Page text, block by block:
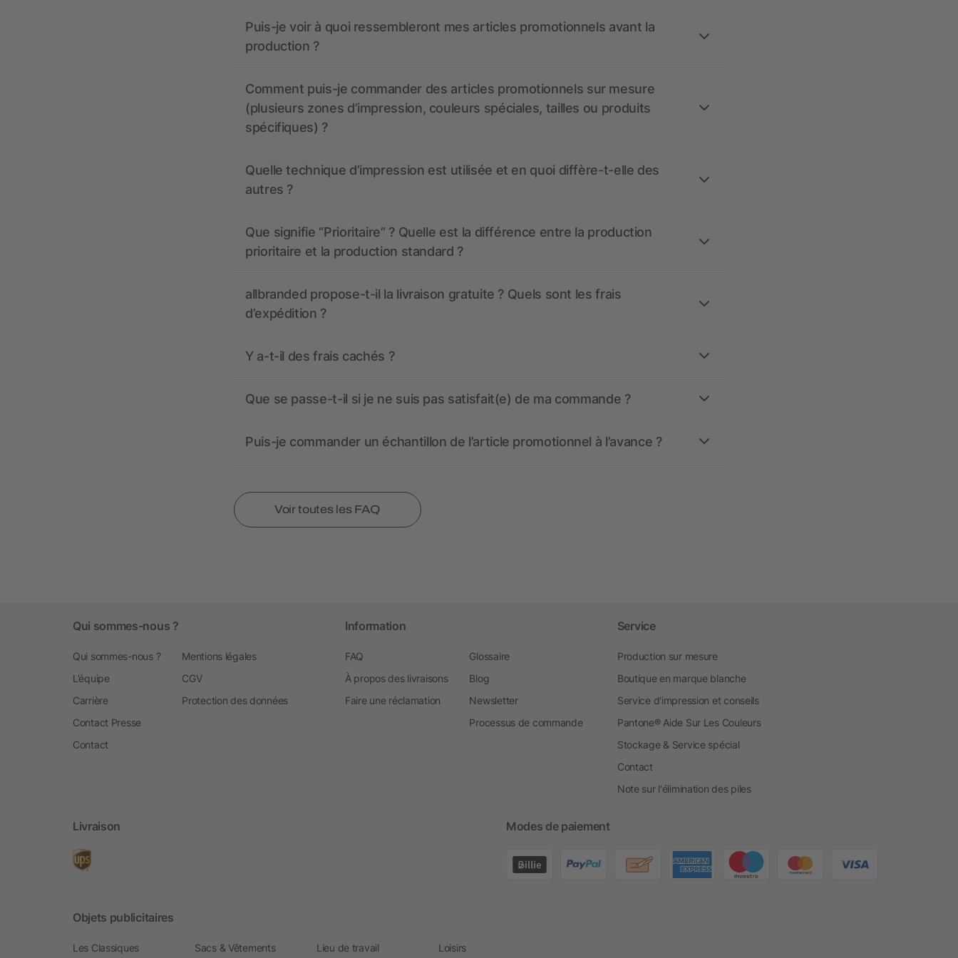
Puis-je voir à quoi ressembleront mes articles promotionnels avant la
production ?
Comment puis-je commander des articles promotionnels sur mesure
(plusieurs zones d’impression, couleurs spéciales, tailles ou produits
spécifiques) ?
Quelle technique d’impression est utilisée et en quoi diffère-t-elle des
autres ?
Que signifie “Prioritaire” ? Quelle est la différence entre la production
prioritaire et la production standard ?
allbranded propose-t-il la livraison gratuite ? Quels sont les frais
d’expédition ?
Y a-t-il des frais cachés ?
Que se passe-t-il si je ne suis pas satisfait(e) de ma commande ?
Puis-je commander un échantillon de l’article promotionnel à l’avance ?
Voir toutes les FAQ
Qui sommes-nous ?
Qui sommes-nous ?
L’équipe
Carrière
Contact Presse
Contact
Mentions légales
CGV
Protection des données
Information
FAQ
À propos des livraisons
Faire une réclamation
Glossaire
Blog
Newsletter
Processus de commande
Service
Production sur mesure
Boutique en marque blanche
Service d'impression et conseils
Pantone® Aide Sur Les Couleurs
Stockage & Service spécial
Contact
Note sur l'élimination des piles
Livraison Modes de paiement
Objets publicitaires
Les Classiques Sacs & Vêtements Lieu de travail Loisirs